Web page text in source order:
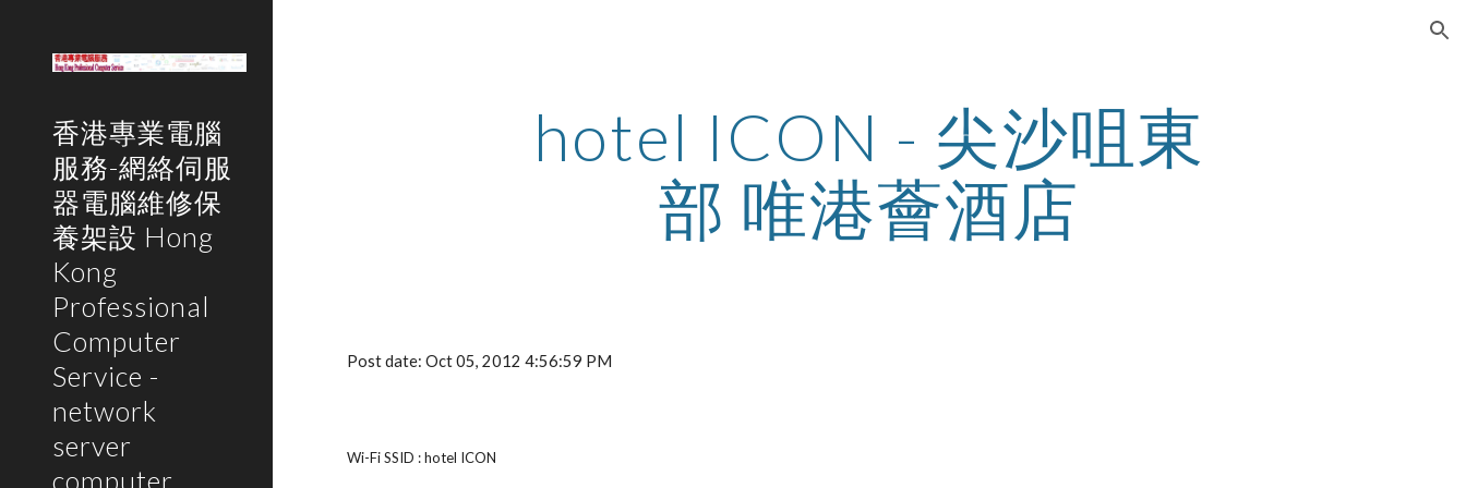
香港專業電腦
服務-網絡伺服
器電腦維修保
養架設 Hong
Kong
Professional
Computer
Service -
network
server
computer
hotel ICON - 尖沙咀東
部 唯港薈酒店
Post date: Oct 05, 2012 4:56:59 PM
Wi-Fi SSID : hotel ICON